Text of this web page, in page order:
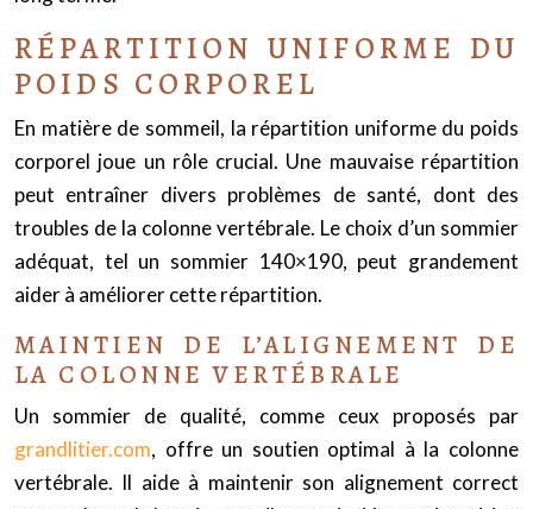
RÉPARTITION UNIFORME DU
POIDS CORPOREL
En matière de sommeil, la répartition uniforme du poids
corporel joue un rôle crucial. Une mauvaise répartition
peut entraîner divers problèmes de santé, dont des
troubles de la colonne vertébrale. Le choix d’un sommier
adéquat, tel un sommier 140×190, peut grandement
aider à améliorer cette répartition.
MAINTIEN DE L’ALIGNEMENT DE
LA COLONNE VERTÉBRALE
Un sommier de qualité, comme ceux proposés par
grandlitier.com, offre un soutien optimal à la colonne
vertébrale. Il aide à maintenir son alignement correct